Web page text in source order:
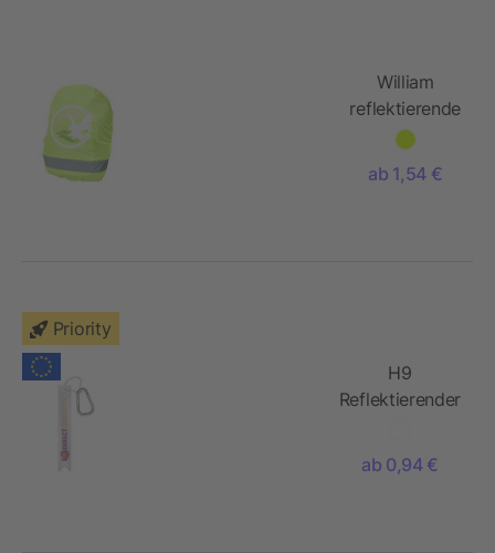
William
reflektierende
und
Taschenhülle
ab 1,54 €
Priority
H9
Reflektierender
ab 0,94 €